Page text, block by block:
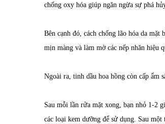
chống oxy hóa giúp ngăn ngừa sự phá
Bên cạnh đó, cách chống lão hóa da mặt
mịn màng và làm mờ các nếp nhăn hiệu
Ngoài ra, tinh dầu hoa hồng còn cấp ẩm
Sau mỗi lần rửa mặt xong, bạn nhỏ 1-2
các loại kem dưỡng để sử dụng. Sau một